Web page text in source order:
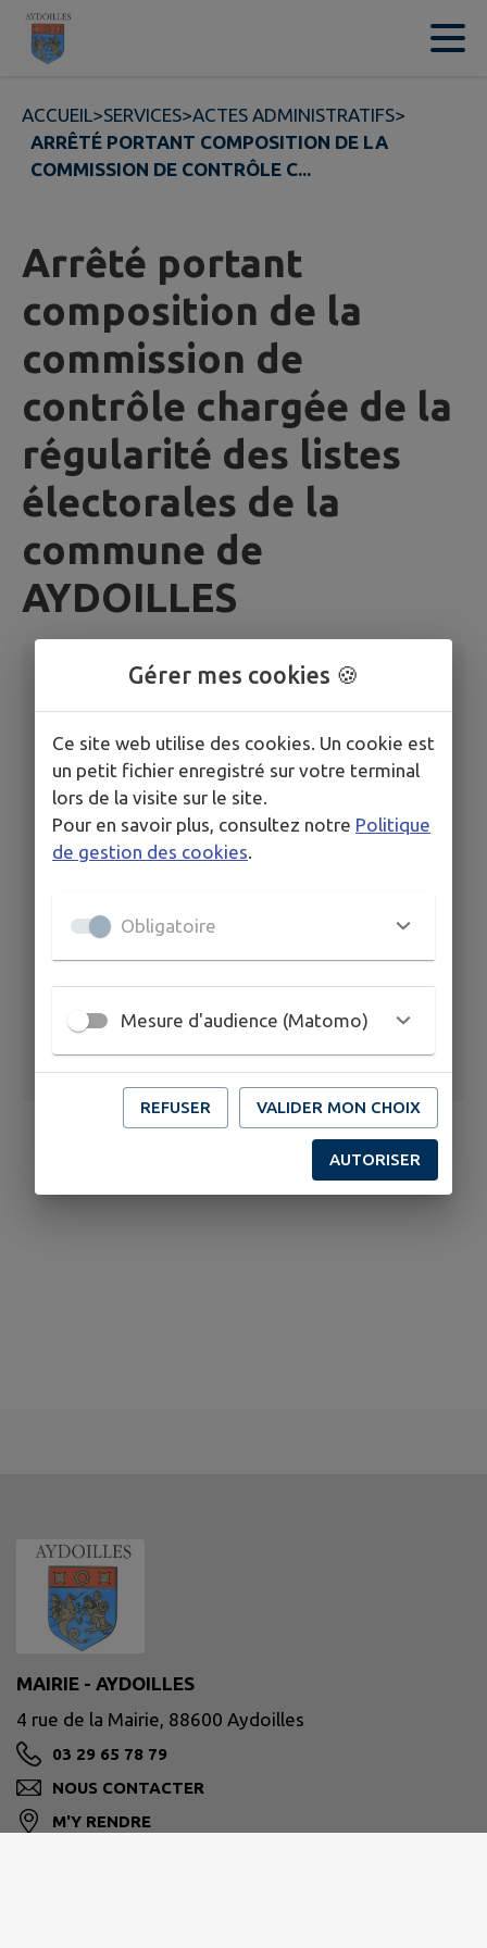
Contenu
ACCUEIL>SERVICES>ACTES ADMINISTRATIFS>
ARRÊTÉ PORTANT COMPOSITION DE LA
COMMISSION DE CONTRÔLE C...
Arrêté portant
composition de la
commission de
contrôle chargée de la
régularité des listes
électorales de la
commune de
AYDOILLES
20/05/2026 à 07:37
Arrêté préfectoral DU 20 MAI 2026 portant
composition de la commission de contrôle
chargée de la régularité des listes électorales de
la commune de AYDOILLES
Composition de la commission de contrôle
MAIRIE - AYDOILLES
4 rue de la Mairie, 88600 Aydoilles
03 29 65 78 79
NOUS CONTACTER
M'Y RENDRE
Gérer mes cookies 🍪
Ce site web utilise des cookies. Un cookie est
un petit fichier enregistré sur votre terminal
lors de la visite sur le site.
Pour en savoir plus, consultez notre Politique
de gestion des cookies
Obligatoire
Mesure d'audience (Matomo)
REFUSER VALIDER MON CHOIX
AUTORISER